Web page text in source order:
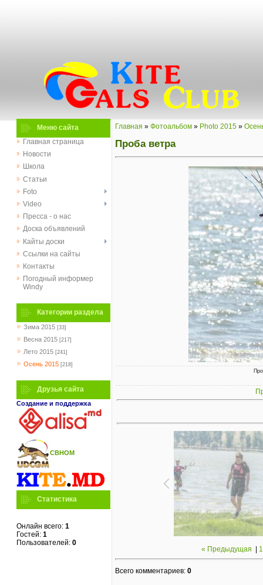
Меню сайта
Главная страница
Новости
Школа
Статьи
Foto
Video
Пресса - о нас
Доска объявлений
Кайты доски
Ссылки на сайты
Контакты
Погодный информер
Windy
Категории раздела
Зима 2015 [33]
Весна 2015 [217]
Лето 2015 [241]
Осень 2015 [218]
Друзья сайта
Создание и поддержка
СВНОМ
Статистика
Онлайн всего: 1
Гостей: 1
Пользователей: 0
Главная » Фотоальбом » Photo 2015 »
Проба ветра
« Предыдущая
Всего комментариев: 0